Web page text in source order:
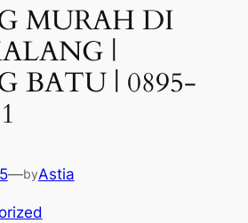
MURAH DI
|
BATU | 0895-
—byAstia